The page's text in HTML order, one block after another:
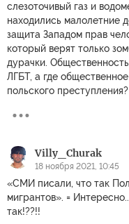
слезоточивый газ и
находились малолетние
защита Западом прав
который верят только
дурачки.
ЛГБТ, а где
польского преступления?
Villy_Churak
18 ноября 2021, 10:45
«СМИ писали, что так
мигрантов». =
так!??!!